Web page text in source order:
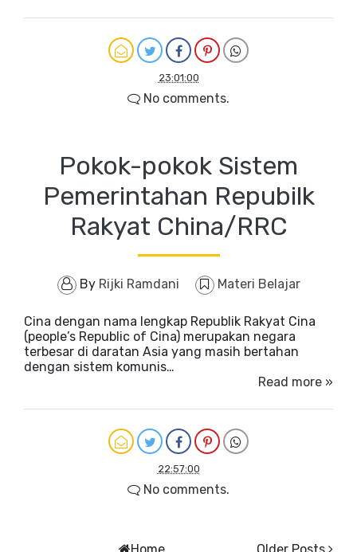
23:01:00
No comments.
Pokok-pokok Sistem
Pemerintahan Repubilk
Rakyat China/RRC
By Rijki Ramdani Materi Belajar
Cina dengan nama lengkap Republik Rakyat Cina
(people’s Republic of Cina) merupakan negara
terbesar di daratan Asia yang masih bertahan
dengan sistem komunis…
Read more »
22:57:00
No comments.